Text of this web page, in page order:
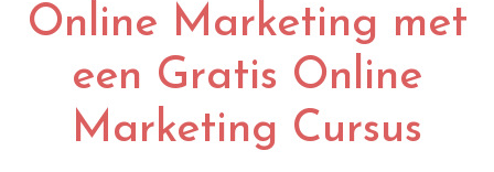
Online Marketing met
een Gratis Online
Marketing Cursus